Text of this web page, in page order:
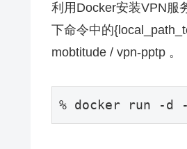
利用Docker安装VPN服
下命令中的
mobtitude / vpn-pptp 。
% docker run -d